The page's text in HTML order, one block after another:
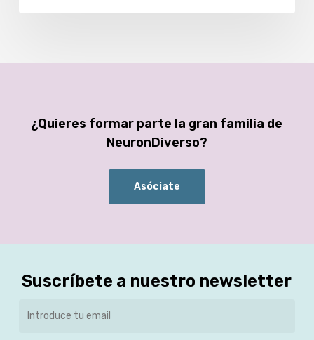
¿Quieres formar parte la gran familia de
NeuronDiverso?
Asóciate
Suscríbete a nuestro newsletter